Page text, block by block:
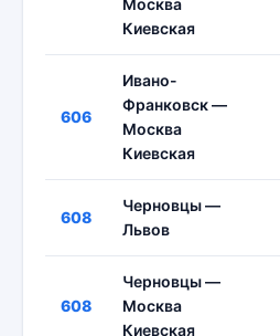
Москва
Киевская
606
Ивано-
Франковск —
Москва
Киевская
608
Черновцы —
Львов
608
Черновцы —
Москва
Киевская